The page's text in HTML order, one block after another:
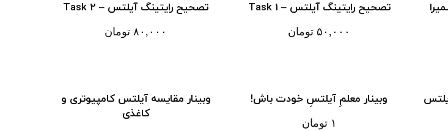
تصحیح رایتینگ آیلتس – Task 1
۵۰,۰۰۰ تومان
تصحیح رایتینگ آیلتس – Task 2
۸۰,۰۰۰ تومان
وبینار معلمِ آیلتسِ خودت باش!
۱ تومان
وبینار مقایسه آیلتس کامپیوتری و
کاغذی